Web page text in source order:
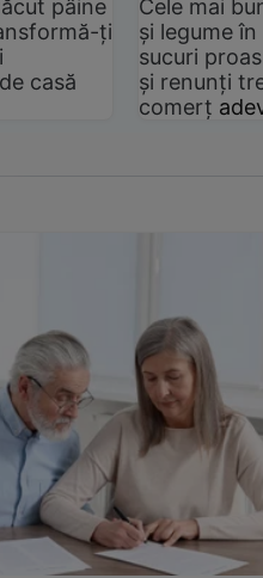
pâine
ți
casă
Cele mai
și legume
sucuri
și renunți
comerț